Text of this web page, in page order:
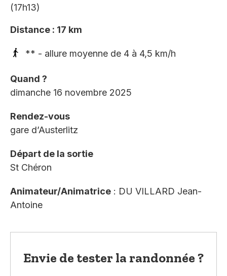
(17h13)
Distance : 17 km
** - allure moyenne de 4 à 4,5 km/h
Quand ?
dimanche 16 novembre 2025
Rendez-vous
gare d’Austerlitz
Départ de la sortie
St Chéron
Animateur/Animatrice : DU VILLARD Jean-
Antoine
Envie de tester la randonnée ?